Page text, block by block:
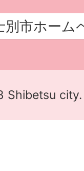
別市ホーム